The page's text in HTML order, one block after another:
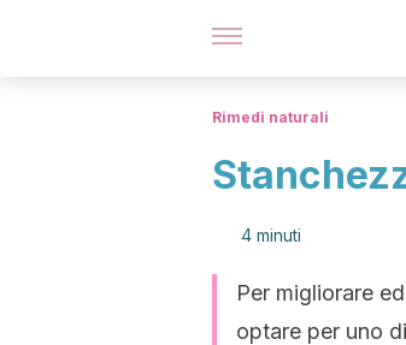
Rimedi naturali
4 minuti
Per migliorare
optare per uno